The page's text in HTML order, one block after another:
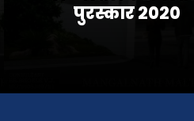
पुरस्कार २०२०